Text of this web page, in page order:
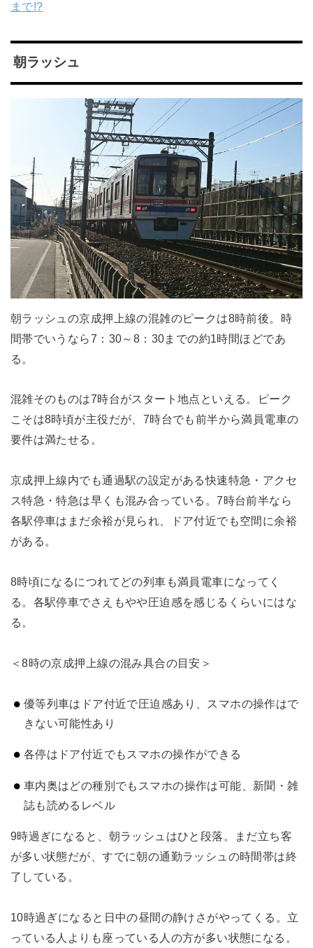
まで!?
朝ラッシュ
朝ラッシュの京成押上線の混雑のピークは8時前後。時
間帯でいうなら7：30～8：30までの約1時間ほどであ
る。
混雑そのものは7時台がスタート地点といえる。ピーク
こそは8時頃が主役だが、7時台でも前半から満員電車の
要件は満たせる。
京成押上線内でも通過駅の設定がある快速特急・アクセ
ス特急・特急は早くも混み合っている。7時台前半なら
各駅停車はまだ余裕が見られ、ドア付近でも空間に余裕
がある。
8時頃になるにつれてどの列車も満員電車になってく
る。各駅停車でさえもやや圧迫感を感じるくらいにはな
る。
＜8時の京成押上線の混み具合の目安＞
優等列車はドア付近で圧迫感あり、スマホの操作はで
きない可能性あり
各停はドア付近でもスマホの操作ができる
車内奥はどの種別でもスマホの操作は可能、新聞・雑
誌も読めるレベル
9時過ぎになると、朝ラッシュはひと段落。まだ立ち客
が多い状態だが、すでに朝の通勤ラッシュの時間帯は終
了している。
10時過ぎになると日中の昼間の静けさがやってくる。立
っている人よりも座っている人の方が多い状態になる。